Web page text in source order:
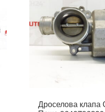
Дроселова клапа